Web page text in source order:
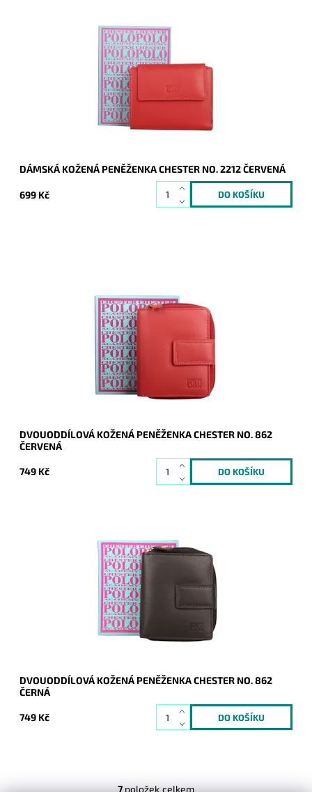
Elegantní a přitom jednoduchá kožená peněženka značky
Chester v červené barvě.
Skladem
20331
Chester
2 roky
DÁMSKÁ KOŽENÁ PENĚŽENKA CHESTER NO. 2212 ČERVENÁ
699 Kč
Praktická dvouoddílová kožená peněženka značky Chester v
Skladem
20323
Chester
2 roky
DVOUODDÍLOVÁ KOŽENÁ PENĚŽENKA CHESTER NO. 862
ČERVENÁ
749 Kč
Praktická dvouoddílová kožená peněženka značky Chester v
Skladem
20322
Chester
2 roky
DVOUODDÍLOVÁ KOŽENÁ PENĚŽENKA CHESTER NO. 862
ČERNÁ
749 Kč
7položek celkem